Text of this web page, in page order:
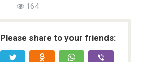
164
share to your friends: